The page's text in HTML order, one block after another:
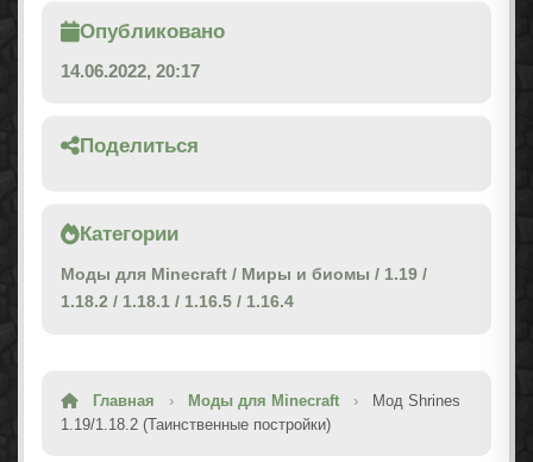
Опубликовано
14.06.2022, 20:17
Поделиться
Категории
Моды для Minecraft / Миры и биомы / 1.19 /
1.18.2 / 1.18.1 / 1.16.5 / 1.16.4
Главная › Моды для Minecraft ›
Мод Shrines
1.19/1.18.2 (Таинственные постройки)